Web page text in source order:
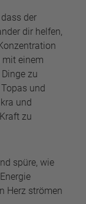
der
dir helfen,
mit einem
zu
und
und
zu
spüre, wie
Herz strömen